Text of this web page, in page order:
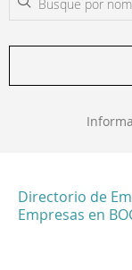
Directorio de
Empresas en